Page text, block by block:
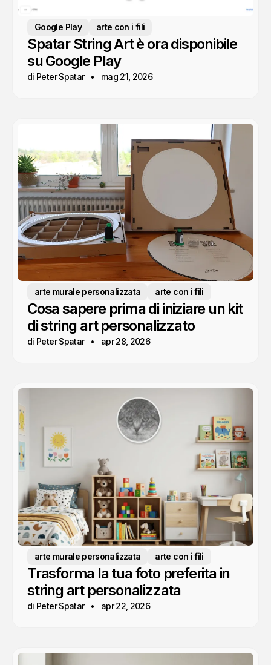
Google Play arte con i fili
Spatar String Art è ora disponibile
su Google Play
di Peter Spatar mag 21, 2026
arte murale personalizzata arte con i fili
Cosa sapere prima di iniziare un kit
di string art personalizzato
di Peter Spatar apr 28, 2026
arte murale personalizzata arte con i fili
Trasforma la tua foto preferita in
string art personalizzata
di Peter Spatar apr 22, 2026